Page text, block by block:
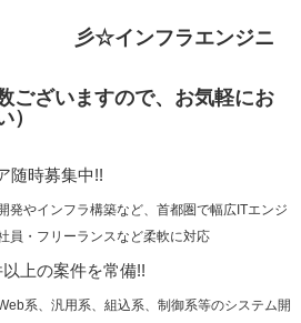
彡☆インフラエンジニ
ございますので、お気軽にお
）
随時募集中!!
発やインフラ構築など、首都圏で幅広ITエンジ
員・フリーランスなど柔軟に対応
以上の案件を常備!!
系、汎用系、組込系、制御系等のシステム開